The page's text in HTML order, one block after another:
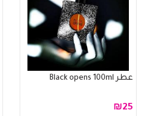
عطر Black opens 100ml
₪25